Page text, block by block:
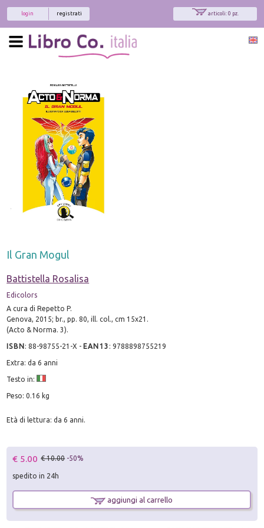
articoli: 0 pz.
registrati
login
Il Gran Mogul
Battistella Rosalisa
Edicolors
A cura di Repetto P.
Genova, 2015; br., pp. 80, ill. col., cm 15x21.
(Acto & Norma. 3).
ISBN:88-98755-21-X - EAN13 :9788898755219
Extra: da 6 anni
Testo in:
Peso: 0.16 kg
Età di lettura: da 6 anni.
€ 5.00 € 10.00 -50%
spedito in 24h
aggiungi al carrello